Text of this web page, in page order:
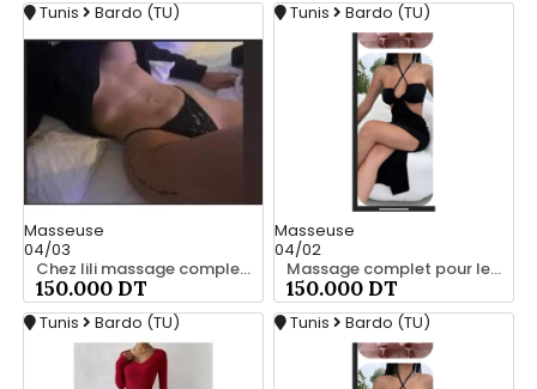
Tunis Bardo (TU)
Masseuse
04/03
Chez lili massage complet a bardo srd 55066248
150.000 DT
Tunis Bardo (TU)
Masseuse
04/02
Massage complet pour les hommes srd 55066248
150.000 DT
Tunis Bardo (TU) Tunis Bardo (TU)